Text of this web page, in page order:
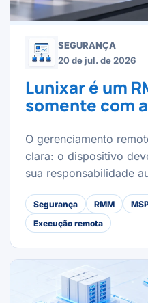
SEGURANÇA
20 de jul. de 2026
Lunixar é um
somente com
O gerenciamento
clara: o dispositivo
sua responsabilidade
Segurança RMM
Execução remota